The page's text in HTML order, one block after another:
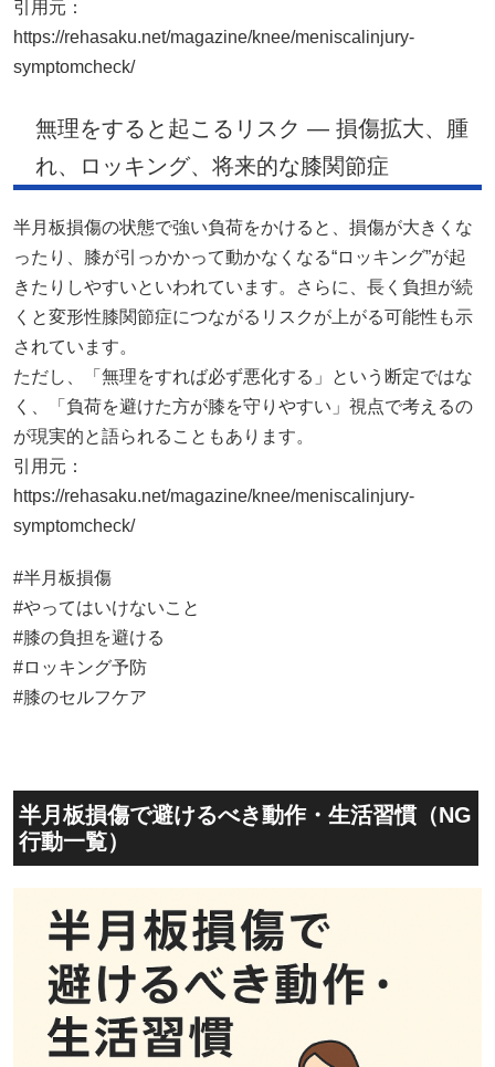
引用元：
https://rehasaku.net/magazine/knee/meniscalinjury-
symptomcheck/
無理をすると起こるリスク — 損傷拡大、腫
れ、ロッキング、将来的な膝関節症
半月板損傷の状態で強い負荷をかけると、損傷が大きくな
ったり、膝が引っかかって動かなくなる“ロッキング”が起
きたりしやすいといわれています。さらに、長く負担が続
くと変形性膝関節症につながるリスクが上がる可能性も示
されています。
ただし、「無理をすれば必ず悪化する」という断定ではな
く、「負荷を避けた方が膝を守りやすい」視点で考えるの
が現実的と語られることもあります。
引用元：
https://rehasaku.net/magazine/knee/meniscalinjury-
symptomcheck/
#半月板損傷
#やってはいけないこと
#膝の負担を避ける
#ロッキング予防
#膝のセルフケア
半月板損傷で避けるべき動作・生活習慣（NG
行動一覧）